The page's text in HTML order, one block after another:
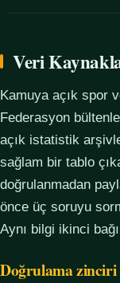
Veri
Kamuya açık spor
Federasyon
açık istatistik
sağlam bir tablo
doğrulanmadan
önce üç soruyu
Aynı bilgi ikinci
Doğrulama zinciri